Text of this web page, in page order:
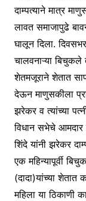
दाम्पत्याने मात्र
लावत समाजापुढे
घालून दिला.
चालवनाऱ्या
शेतमजूराने शेतात
देऊन माणुसकीला
झरेकर व त्यांच्या
विधान सभेचे आमदार
शिंदे यांनी झरेकर
एक महिन्यापूर्वी
(दादा)यांच्या शेतात
महिला या ठिकाणी